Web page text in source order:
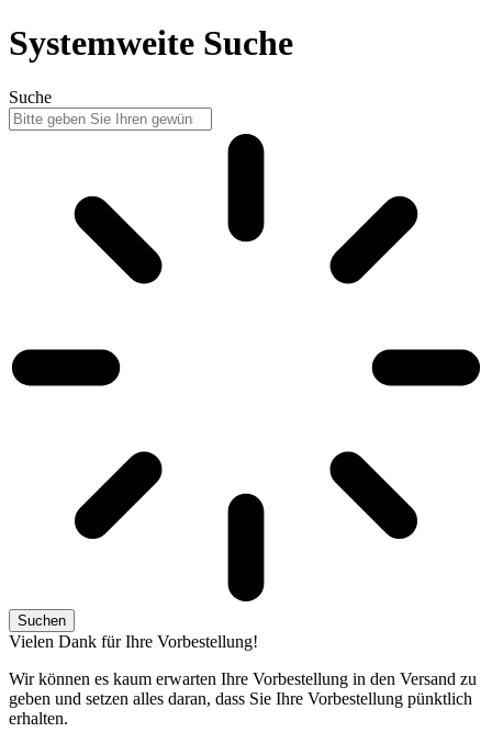
Systemweite Suche
Suche
Suchen
Vielen Dank für Ihre Vorbestellung!
Wir können es kaum erwarten Ihre Vorbestellung in den Versand zu
geben und setzen alles daran, dass Sie Ihre Vorbestellung pünktlich
erhalten.